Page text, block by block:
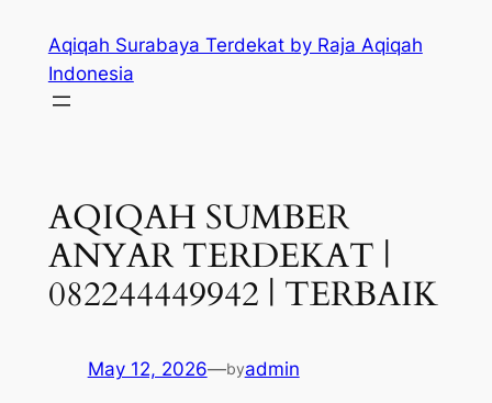
content
Aqiqah Surabaya Terdekat by Raja Aqiqah
Indonesia
AQIQAH SUMBER
ANYAR TERDEKAT |
082244449942 | TERBAIK
May 12, 2026—byadmin